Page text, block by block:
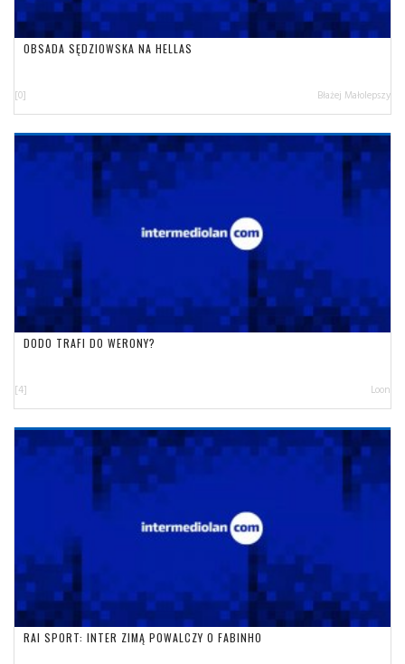
OBSADA SĘDZIOWSKA NA HELLAS
[0] Błażej Małolepszy
DODO TRAFI DO WERONY?
[4] Loon
RAI SPORT: INTER ZIMĄ POWALCZY O FABINHO